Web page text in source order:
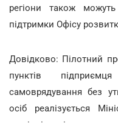
регіони також
підтримки Офісу
Довідково: Пілотний
пунктів
самоврядування без
осіб реалізується